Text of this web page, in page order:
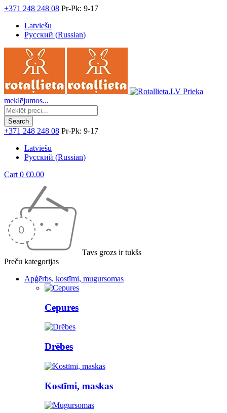
+371 248 248 08 Pr-Pk: 9-17
Latviešu
Русский (Russian)
Prieka
meklējumos...
+371 248 248 08 Pr-Pk: 9-17
Latviešu
Русский (Russian)
Cart 0 €0.00
Tavs grozs ir tukšs
Preču kategorijas
Apģērbs, kostīmi, mugursomas
Cepures
Drēbes
Kostīmi, maskas